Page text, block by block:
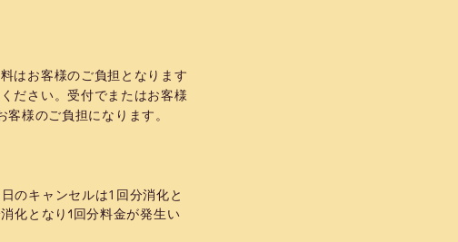
はお客様のご負担となります
ださい。受付でまたはお客様
様のご負担になります。
のキャンセルは1 回分消化と
化となり1回分料金が発生い